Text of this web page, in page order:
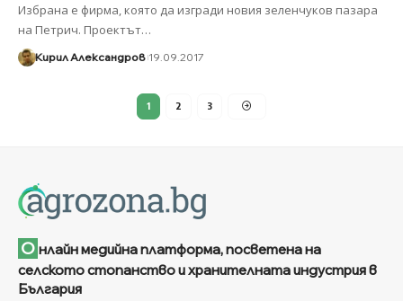
Избрана е фирма, която да изгради новия зеленчуков пазара
на Петрич. Проектът…
Кирил Александров 19.09.2017
1 2 3
О нлайн медийна платформа, посветена на
селското стопанство и хранителната индустрия в
България